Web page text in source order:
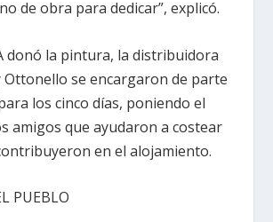
de obra para dedicar”, explicó.
donó la pintura, la distribuidora
Ottonello se encargaron de parte
los cinco días, poniendo el
amigos que ayudaron a costear
en el alojamiento.
PUEBLO